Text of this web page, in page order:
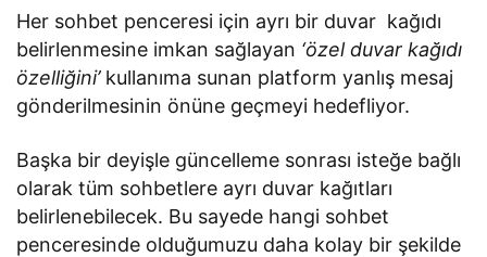
Her sohbet penceresi için ayrı bir duvar kağıdı
belirlenmesine imkan sağlayan ‘özel duvar kağıdı
özelliğini’kullanıma sunan platform yanlış mesaj
gönderilmesinin önüne geçmeyi hedefliyor.
Başka bir deyişle güncelleme sonrası isteğe bağlı
olarak tüm sohbetlere ayrı duvar kağıtları
belirlenebilecek. Bu sayede hangi sohbet
penceresinde olduğumuzu daha kolay bir şekilde